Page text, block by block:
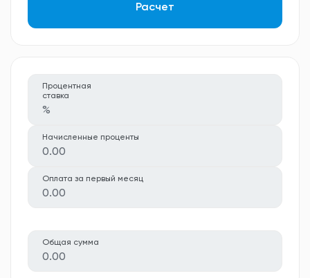
Расчет
Процентная
ставка
%
Начисленные проценты
0.00
Оплата за первый месяц
0.00
Общая сумма
0.00